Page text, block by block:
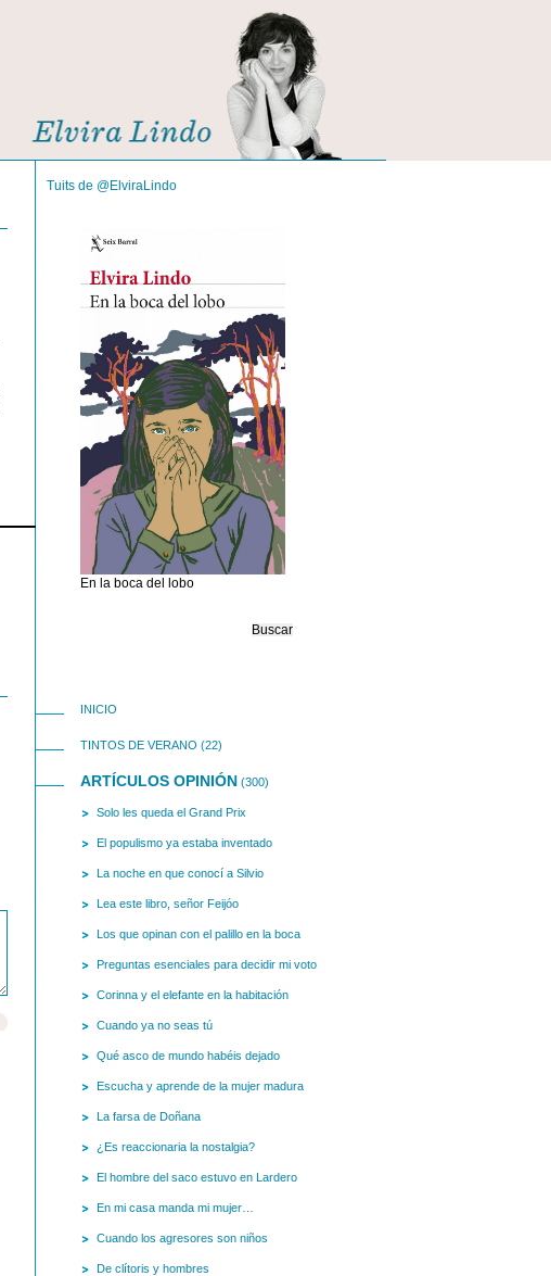
Tuits de @ElviraLindo
En la boca del lobo
INICIO
TINTOS DE VERANO (22)
ARTÍCULOS OPINIÓN (300)
Solo les queda el Grand Prix
El populismo ya estaba inventado
La noche en que conocí a Silvio
Lea este libro, señor Feijóo
Los que opinan con el palillo en la boca
Preguntas esenciales para decidir mi voto
Corinna y el elefante en la habitación
Cuando ya no seas tú
Qué asco de mundo habéis dejado
Escucha y aprende de la mujer madura
La farsa de Doñana
¿Es reaccionaria la nostalgia?
El hombre del saco estuvo en Lardero
En mi casa manda mi mujer…
Cuando los agresores son niños
De clítoris y hombres